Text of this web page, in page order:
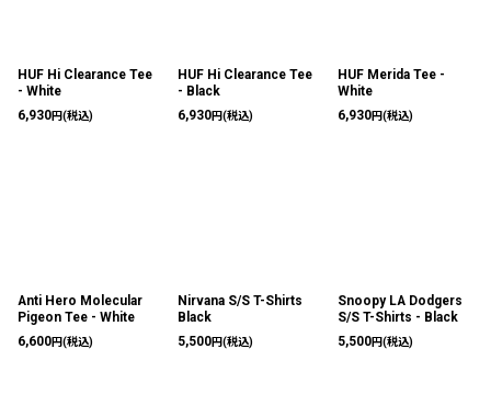
HUF Hi Clearance Tee
- White
6,930円(税込)
HUF Hi Clearance Tee
- Black
6,930円(税込)
HUF Merida Tee -
White
6,930円(税込)
Anti Hero Molecular
Pigeon Tee - White
6,600円(税込)
Nirvana S/S T-Shirts
Black
5,500円(税込)
Snoopy LA Dodgers
S/S T-Shirts - Black
5,500円(税込)